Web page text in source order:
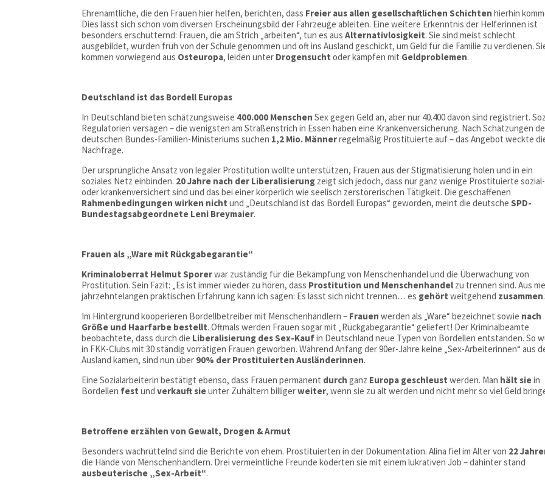
Ehrenamtliche, die den Frauen hier helfen, berichten, dass Freier aus allen gesellschaftlichen Schichtenhierhin
Dies lässt sich schon vom diversen Erscheinungsbild der Fahrzeuge ableiten. Eine weitere Erkenntnis der Helferinnen ist
besonders erschütternd: Frauen, die am Strich „arbeiten“, tun es ausAlternativlosigkeit. Sie sind meist schlecht
ausgebildet, wurden früh von der Schule genommen und oft ins Ausland geschickt, um Geld für die Familie zu verdienen.
kommen vorwiegend aus Osteuropa, leiden unter Drogensucht oder kämpfen mit Geldproblemen.
Deutschland ist das Bordell Europas
In Deutschland bieten schätzungsweise 400.000 Menschen Sex gegen Geld an, aber nur 40.400 davon sind registriert.
Regulatorien versagen – die wenigsten am Straßenstrich in Essen haben eine Krankenversicherung. Nach Schätzungen
deutschen Bundes-Familien-Ministeriums suchen 1,2 Mio. Männerregelmäßig Prostituierte auf – das Angebot weckte
Nachfrage.
Der ursprüngliche Ansatz von legaler Prostitution wollte unterstützen, Frauen aus der Stigmatisierung holen und in ein
soziales Netz einbinden. 20 Jahre nach der Liberalisierung zeigt sich jedoch, dass nur ganz wenige Prostituierte sozial-
oder krankenversichert sind und das bei einer körperlich wie seelisch zerstörerischen Tätigkeit. Die geschaffenen
Rahmenbedingungen wirken nichtund „Deutschland ist das Bordell Europas“ geworden, meint die deutscheSPD-
Bundestagsabgeordnete Leni Breymaier.
Frauen als „Ware mit Rückgabegarantie“
Kriminaloberrat Helmut Sporerwar zuständig für die Bekämpfung von Menschenhandel und die Überwachung von
Prostitution. Sein Fazit: „Es ist immer wieder zu hören, dass Prostitution und Menschenhandel zu trennen sind. Aus
jahrzehntelangen praktischen Erfahrung kann ich sagen: Es lässt sich nicht trennen… es gehört weitgehend zusammen
Im Hintergrund kooperieren Bordellbetreiber mit Menschenhändlern – Frauen werden als „Ware“ bezeichnet sowie nach
Größe und Haarfarbe bestellt. Oftmals werden Frauen sogar mit „Rückgabegarantie“ geliefert! Der Kriminalbeamte
beobachtete, dass durch die Liberalisierung des Sex-Kaufin Deutschland neue Typen von Bordellen entstanden. So
in FKK-Clubs mit 30 ständig vorrätigen Frauen geworben. Während Anfang der 90er-Jahre keine „Sex-Arbeiterinnen“ aus
Ausland kamen, sind nun über 90% der Prostituierten Ausländerinnen.
Eine Sozialarbeiterin bestätigt ebenso, dass Frauen permanent durch ganz Europa geschleust werden. Man hält siein
Bordellen fest undverkauftsieunter Zuhältern billigerweiter, wenn sie zu alt werden und nicht mehr so viel Geld
Betroffene erzählen von Gewalt, Drogen & Armut
Besonders wachrüttelnd sind die Berichte von ehem. Prostituierten in der Dokumentation. Alina fiel im Alter von 22
die Hände von Menschenhändlern. Drei vermeintliche Freunde köderten sie mit einem lukrativen Job – dahinter stand
ausbeuterische „Sex-Arbeit“.